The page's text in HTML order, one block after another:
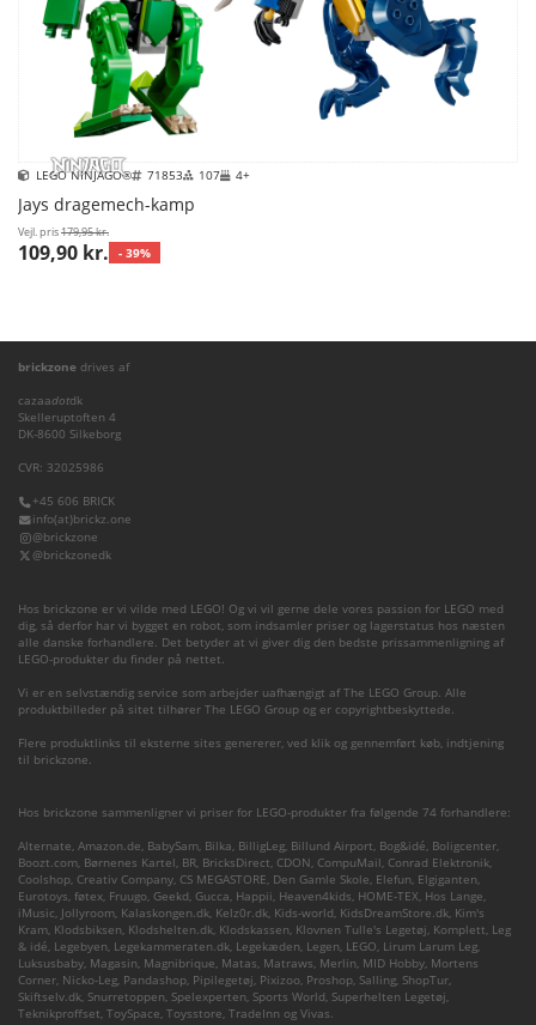
LEGO NINJAGO® 71853 107 4+
Jays dragemech-kamp
Vejl. pris179,95 kr.
109,90 kr. - 39%
brickzone drives af
cazaadotdk
Skelleruptoften 4
DK-8600 Silkeborg
CVR: 32025986
+45 606 BRICK
info(at)brickz.one
@brickzone
@brickzonedk
Hos brickzone er vi vilde med LEGO! Og vi vil gerne dele vores passion for LEGO med
dig, så derfor har vi bygget en robot, som indsamler priser og lagerstatus hos næsten
alle danske forhandlere. Det betyder at vi giver dig den bedste prissammenligning af
LEGO-produkter du finder på nettet.
Vi er en selvstændig service som arbejder uafhængigt af The LEGO Group. Alle
produktbilleder på sitet tilhører The LEGO Group og er copyrightbeskyttede.
Flere produktlinks til eksterne sites genererer, ved klik og gennemført køb, indtjening
til brickzone.
Hos brickzone sammenligner vi priser for LEGO-produkter fra følgende 74 forhandlere:
Alternate, Amazon.de, BabySam, Bilka, BilligLeg, Billund Airport, Bog&idé, Boligcenter,
Boozt.com, Børnenes Kartel, BR, BricksDirect, CDON, CompuMail, Conrad Elektronik,
Coolshop, Creativ Company, CS MEGASTORE, Den Gamle Skole, Elefun, Elgiganten,
Eurotoys, føtex, Fruugo, Geekd, Gucca, Happii, Heaven4kids, HOME-TEX, Hos Lange,
iMusic, Jollyroom, Kalaskongen.dk, Kelz0r.dk, Kids-world, KidsDreamStore.dk, Kim's
Kram, Klodsbiksen, Klodshelten.dk, Klodskassen, Klovnen Tulle's Legetøj, Komplett, Leg
& idé, Legebyen, Legekammeraten.dk, Legekæden, Legen, LEGO, Lirum Larum Leg,
Luksusbaby, Magasin, Magnibrique, Matas, Matraws, Merlin, MID Hobby, Mortens
Corner, Nicko-Leg, Pandashop, Pipilegetøj, Pixizoo, Proshop, Salling, ShopTur,
Skiftselv.dk, Snurretoppen, Spelexperten, Sports World, Superhelten Legetøj,
Teknikproffset, ToySpace, Toysstore, TradeInn og Vivas.